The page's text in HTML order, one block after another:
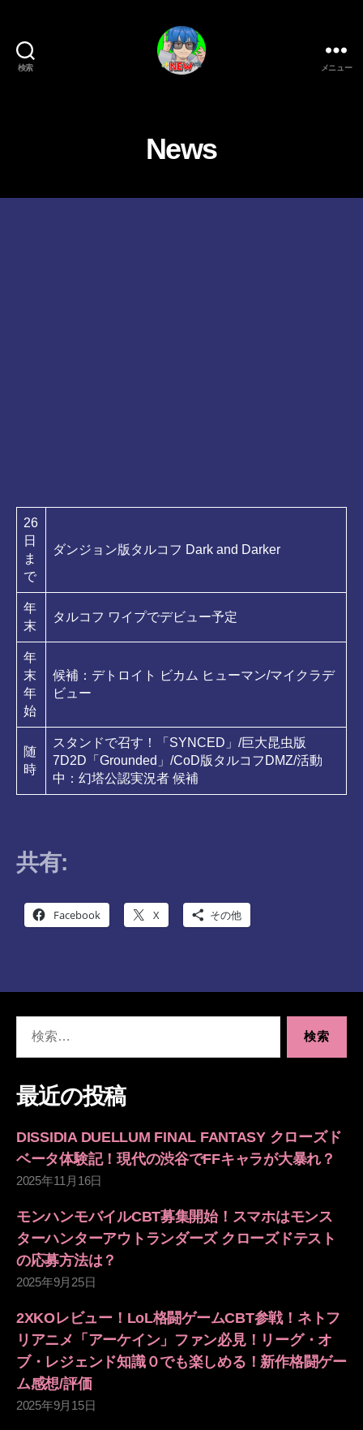
検索
ム/
メニュー
News
26
日
ま
で
ダンジョン版タルコフ Dark and Darker
年
末
タルコフ ワイプでデビュー予定
年
末
年
始
候補：デトロイト ビカム ヒューマン/マイクラデ
ビュー
随
時
スタンドで召す！「SYNCED」/巨大昆虫版
7D2D「Grounded」/CoD版タルコフDMZ/活動
中：幻塔公認実況者 候補
共有:
Facebook X その他
象:
最近の投稿
DISSIDIA DUELLUM FINAL FANTASY クローズド
ベータ体験記！現代の渋谷でFFキャラが大暴れ？
2025年11月16日
モンハンモバイルCBT募集開始！スマホはモンス
ターハンターアウトランダーズ クローズドテスト
の応募方法は？
2025年9月25日
2XKOレビュー！LoL格闘ゲームCBT参戦！ネトフ
リアニメ「アーケイン」ファン必見！リーグ・オ
ブ・レジェンド知識０でも楽しめる！新作格闘ゲー
ム感想/評価
2025年9月15日